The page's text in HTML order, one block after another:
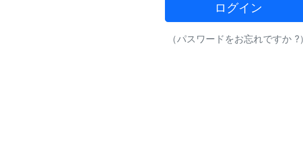
ログイン
（パスワードをお忘れですか ?）